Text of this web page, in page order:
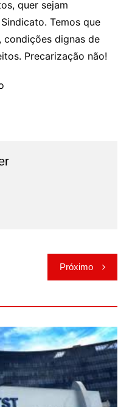
quer sejam
Temos que
dignas de
Precarização não!
Próximo